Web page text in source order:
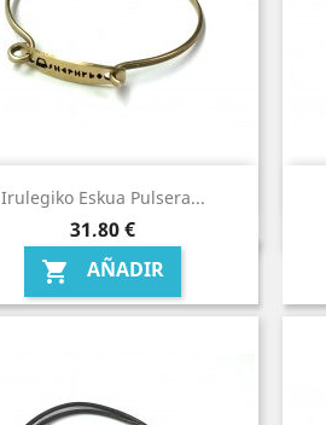
Irulegiko Eskua Pulsera...
Precio
31,80 €
 AÑADIR